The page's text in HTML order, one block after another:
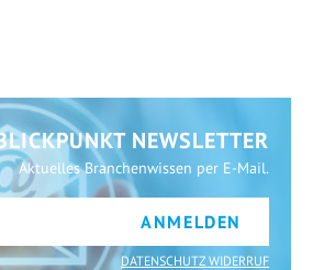
NEWSLETTER
Aktuelles Branchenwissen per E-Mail.
ANMELDEN
DATENSCHUTZ WIDERRUF